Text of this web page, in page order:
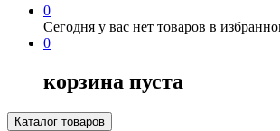
0
Сегодня у вас нет товаров в
0
корзина пуста
Каталог товаров